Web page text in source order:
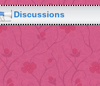
Discussions